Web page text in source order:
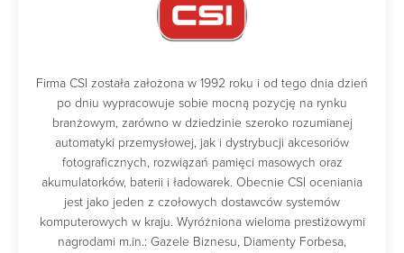
Firma CSI została założona w 1992 roku i od tego dnia dzień
po dniu wypracowuje sobie mocną pozycję na rynku
branżowym, zarówno w dziedzinie szeroko rozumianej
automatyki przemysłowej, jak i dystrybucji akcesoriów
fotograficznych, rozwiązań pamięci masowych oraz
akumulatorków, baterii i ładowarek. Obecnie CSI oceniania
jest jako jeden z czołowych dostawców systemów
komputerowych w kraju. Wyróżniona wieloma prestiżowymi
nagrodami m.in.: Gazele Biznesu, Diamenty Forbesa,